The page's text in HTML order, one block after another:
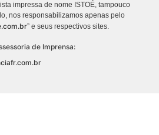
impressa de nome ISTOÉ, tampouco
nos responsabilizamos apenas pelo
” e seus respectivos sites.
de Imprensa: